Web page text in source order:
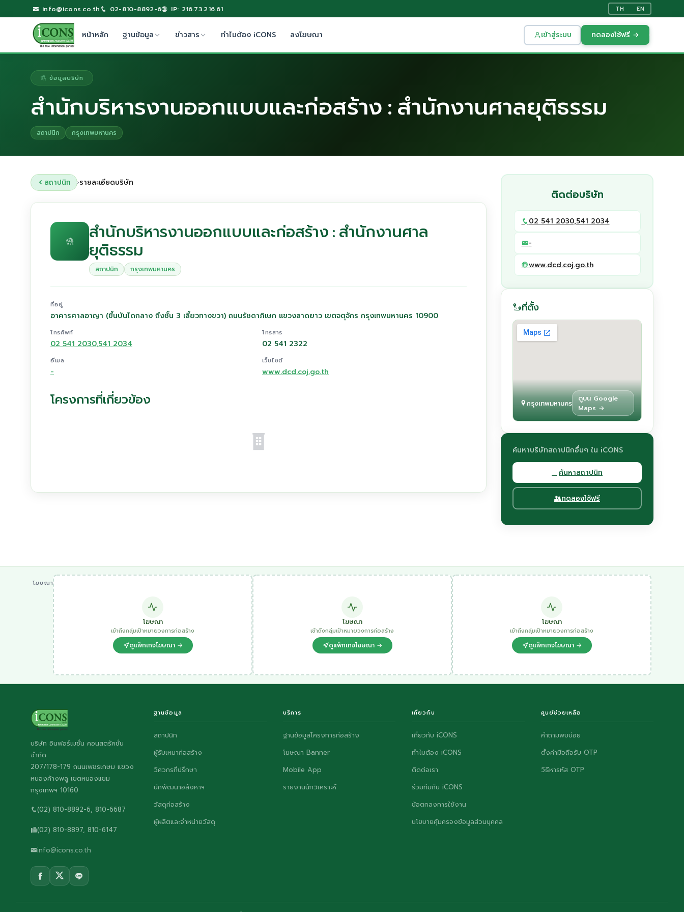
info@icons.co.th 02-810-8892-6 IP: 216.73.216.61 TH EN
หน้าหลัก ฐานข้อมูล ข่าวสาร ทำไมต้อง iCONS ลงโฆษณา เข้าสู่ระบบ ทดลองใช้ฟรี →
ข้อมูลบริษัท
สำนักบริหารงานออกแบบและก่อสร้าง : สำนักงานศาลยุติธรรม
สถาปนิก กรุงเทพมหานคร
สถาปนิก ›รายละเอียดบริษัท
สำนักบริหารงานออกแบบและก่อสร้าง : สำนักงานศาล
ยุติธรรม
สถาปนิก กรุงเทพมหานคร
ที่อยู่
อาคารศาลอาญา (ขึ้นบันไดกลาง ถึงชั้น 3 เลี้ยวทางขวา) ถนนรัชดาภิเษก แขวงลาดยาว เขตจตุจักร กรุงเทพมหานคร 10900
โทรศัพท์
02 541 2030,541 2034
โทรสาร
02 541 2322
อีเมล
-
เว็บไซต์
www.dcd.coj.go.th
โครงการที่เกี่ยวข้อง
ติดต่อบริษัท
02 541 2030,541 2034
-
www.dcd.coj.go.th
ที่ตั้ง
กรุงเทพมหานคร
ดูบน Google
Maps →
ค้นหาบริษัทสถาปนิกอื่นๆ ใน iCONS
ค้นหาสถาปนิก
ทดลองใช้ฟรี
โฆษณา
โฆษณา
เข้าถึงกลุ่มเป้าหมายวงการก่อสร้าง
ดูแพ็กเกจโฆษณา →
โฆษณา
เข้าถึงกลุ่มเป้าหมายวงการก่อสร้าง
ดูแพ็กเกจโฆษณา →
โฆษณา
เข้าถึงกลุ่มเป้าหมายวงการก่อสร้าง
ดูแพ็กเกจโฆษณา →
บริษัท อินฟอร์เมชั่น คอนสตรัคชั่น
จำกัด
207/178-179 ถนนเพชรเกษม แขวง
หนองค้างพลู เขตหนองแขม
กรุงเทพฯ 10160
(02) 810-8892-6, 810-6687
(02) 810-8897, 810-6147
info@icons.co.th
ฐานข้อมูล
สถาปนิก
ผู้รับเหมาก่อสร้าง
วิศวกรที่ปรึกษา
นักพัฒนาอสังหาฯ
วัสดุก่อสร้าง
ผู้ผลิตและจำหน่ายวัสดุ
บริการ
ฐานข้อมูลโครงการก่อสร้าง
โฆษณา Banner
Mobile App
รายงานนักวิเคราะห์
เกี่ยวกับ
เกี่ยวกับ iCONS
ทำไมต้อง iCONS
ติดต่อเรา
ร่วมทีมกับ iCONS
ข้อตกลงการใช้งาน
นโยบายคุ้มครองข้อมูลส่วนบุคคล
ศูนย์ช่วยเหลือ
คำถามพบบ่อย
ตั้งค่ามือถือรับ OTP
วิธีหารหัส OTP